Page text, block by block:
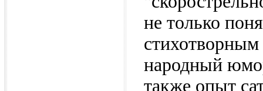
не только
народный
также опыт